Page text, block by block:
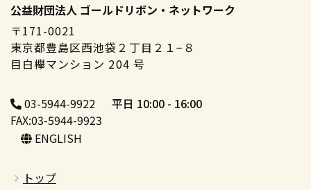
公益財団法人 ゴールドリボン・ネットワーク
〒171-0021
東京都豊島区西池袋２丁目２１−８
目白欅マンション 204 号
03-5944-9922
平日 10:00 - 16:00
FAX:03-5944-9923
ENGLISH
トップ